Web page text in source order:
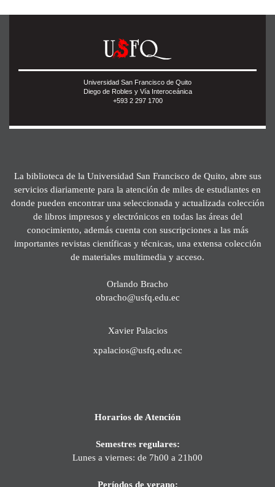
Universidad San Francisco de Quito
Diego de Robles y Vía Interoceánica
+593 2 297 1700
La biblioteca de la Universidad San Francisco de Quito, abre sus
servicios diariamente para la atención de miles de estudiantes en
donde pueden encontrar una seleccionada y actualizada colección
de libros impresos y electrónicos en todas las áreas del
conocimiento, además cuenta con suscripciones a las más
importantes revistas científicas y técnicas, una extensa colección
de materiales multimedia y acceso.
Orlando Bracho
obracho@usfq.edu.ec
Xavier Palacios
xpalacios@usfq.edu.ec
Horarios de Atención
Semestres regulares:
Lunes a viernes: de 7h00 a 21h00
Períodos de verano: